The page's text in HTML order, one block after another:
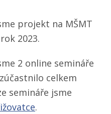
projekt na MŠMT
2023.
2 online semináře
celkem
semináře jsme
.